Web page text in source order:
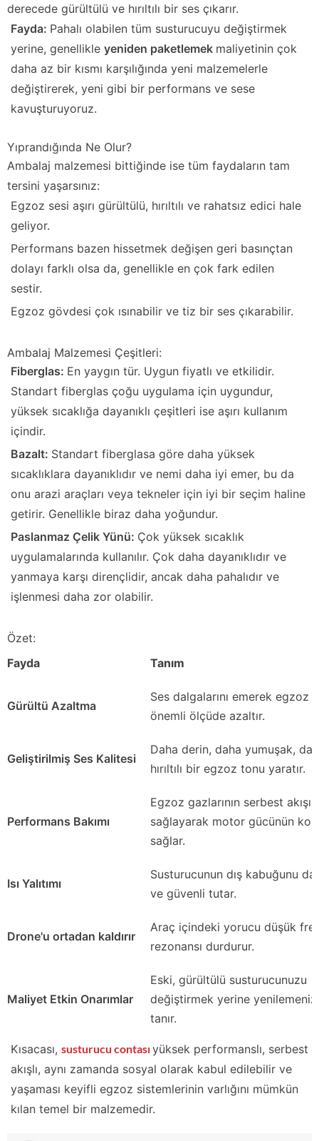
derecede gürültülü ve hırıltılı bir ses çıkarır.
Fayda: Pahalı olabilen tüm susturucuyu değiştirmek
yerine, genellikle yeniden paketlemek maliyetinin çok
daha az bir kısmı karşılığında yeni malzemelerle
değiştirerek, yeni gibi bir performans ve sese
kavuşturuyoruz.
Yıprandığında Ne Olur?
Ambalaj malzemesi bittiğinde ise tüm faydaların tam
tersini yaşarsınız:
Egzoz sesi aşırı gürültülü, hırıltılı ve rahatsız edici hale
geliyor.
Performans bazen hissetmek değişen geri basınçtan
dolayı farklı olsa da, genellikle en çok fark edilen
sestir.
Egzoz gövdesi çok ısınabilir ve tiz bir ses çıkarabilir.
Ambalaj Malzemesi Çeşitleri:
Fiberglas: En yaygın tür. Uygun fiyatlı ve etkilidir.
Standart fiberglas çoğu uygulama için uygundur,
yüksek sıcaklığa dayanıklı çeşitleri ise aşırı kullanım
içindir.
Bazalt: Standart fiberglasa göre daha yüksek
sıcaklıklara dayanıklıdır ve nemi daha iyi emer, bu da
onu arazi araçları veya tekneler için iyi bir seçim haline
getirir. Genellikle biraz daha yoğundur.
Paslanmaz Çelik Yünü: Çok yüksek sıcaklık
uygulamalarında kullanılır. Çok daha dayanıklıdır ve
yanmaya karşı dirençlidir, ancak daha pahalıdır ve
işlenmesi daha zor olabilir.
Özet:
Fayda
Tanım
Gürültü Azaltma
Ses dalgalarını emerek egzoz
önemli ölçüde azaltır.
Geliştirilmiş Ses Kalitesi
Daha derin, daha yumuşak,
hırıltılı bir egzoz tonu yaratır.
Performans Bakımı
Egzoz gazlarının serbest
sağlayarak motor gücünün
sağlar.
Isı Yalıtımı
Susturucunun dış kabuğunu
ve güvenli tutar.
Drone'u ortadan kaldırır
Araç içindeki yorucu düşük
rezonansı durdurur.
Maliyet Etkin Onarımlar
Eski, gürültülü susturucunuzu
değiştirmek yerine
tanır.
Kısacası, susturucu contasıyüksek performanslı, serbest
akışlı, aynı zamanda sosyal olarak kabul edilebilir ve
yaşaması keyifli egzoz sistemlerinin varlığını mümkün
kılan temel bir malzemedir.